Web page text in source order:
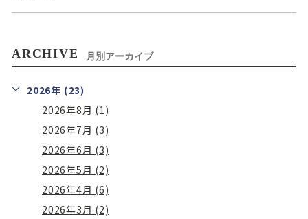
ARCHIVE 月別アーカイブ
2026年 (23)
2026年8月 (1)
2026年7月 (3)
2026年6月 (3)
2026年5月 (2)
2026年4月 (6)
2026年3月 (2)